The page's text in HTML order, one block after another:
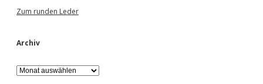
Zum runden Leder
Archiv
A
r